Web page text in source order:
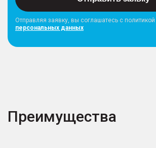
Отправляя заявку, вы соглашатесь с политикой
персональных данных
Преимущества